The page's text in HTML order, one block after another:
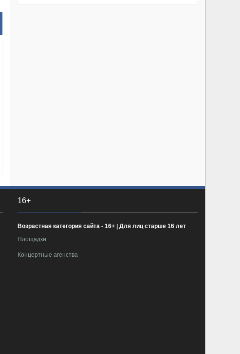
16+
Возрастная категория сайта - 16+ | Для лиц старше 16 лет
Площадки
Концертные агенства